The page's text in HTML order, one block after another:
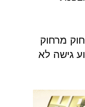
מרחוק
גישה לא